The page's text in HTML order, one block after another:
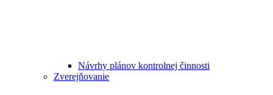
Návrhy plánov kontrolnej činnosti
Zverejňovanie